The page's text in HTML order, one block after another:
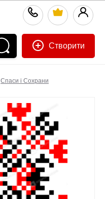
Створити
Спаси і Сохрани